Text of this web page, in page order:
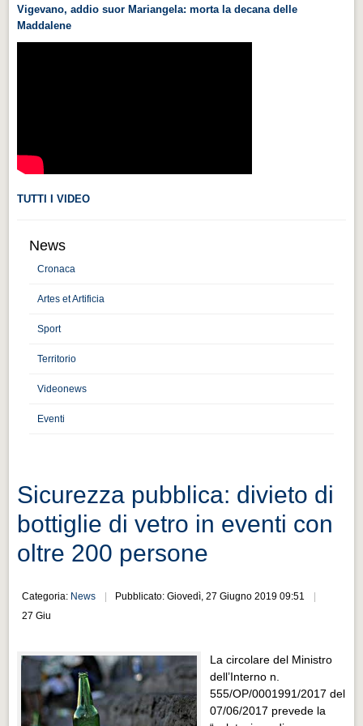
Videonews
Videonews
CHI SIAMO
CITTÀ
Guida turistica rapida
Muoversi a Vigevano
Cultura e turismo 4.0
PROGETTI
Progetti Aperti
Progetti Aperti
Progetti Realizzati
EVENTI
EVENTI
Vigevano, addio suor Mariangela: morta la decana delle
Maddalene
TUTTI I VIDEO
News
Cronaca
Artes et Artificia
Sport
Territorio
Videonews
Eventi
Sicurezza pubblica: divieto di
bottiglie di vetro in eventi con
oltre 200 persone
Categoria: News
Pubblicato: Giovedì, 27 Giugno 2019 09:51
27 Giu
La circolare del Ministro
dell’Interno n.
555/OP/0001991/2017 del
07/06/2017 prevede la